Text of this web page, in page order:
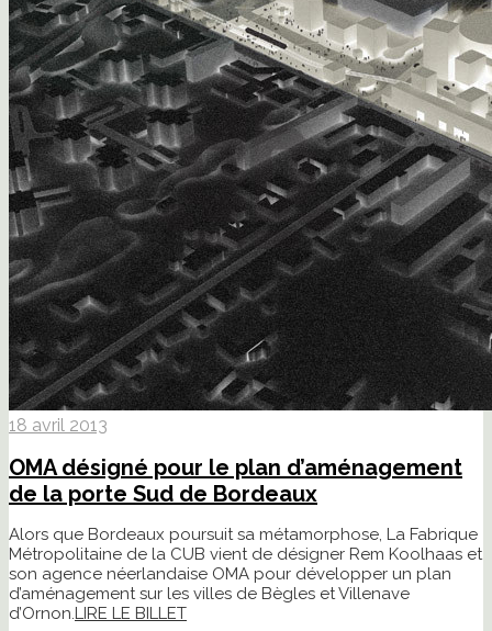
18 avril 2013
OMA désigné pour le plan d’aménagement
de la porte Sud de Bordeaux
Alors que Bordeaux poursuit sa métamorphose, La Fabrique
Métropolitaine de la CUB vient de désigner Rem Koolhaas et
son agence néerlandaise OMA pour développer un plan
d’aménagement sur les villes de Bègles et Villenave
d’Ornon.LIRE LE BILLET